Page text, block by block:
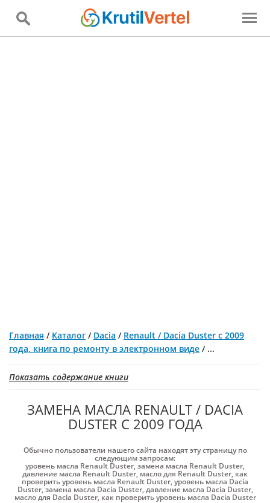
Главная / Каталог / Dacia / Renault / Dacia Duster с 2009
года, книга по ремонту в электронном виде / ...
Показать содержание книги
ЗАМЕНА МАСЛА RENAULT / DACIA
DUSTER С 2009 ГОДА
Обычно пользователи нашего сайта находят эту страницу по
следующим запросам:
уровень масла Renault Duster,замена масла Renault Duster,
давление масла Renault Duster, масло для Renault Duster, как
проверить уровень масла Renault Duster,уровень масла Dacia
Duster,замена масла Dacia Duster,давление масла Dacia Duster,
масло для Dacia Duster, как проверить уровень масла Dacia Duster